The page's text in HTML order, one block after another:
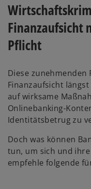
Finanzaufsicht
Pflicht
Diese zunehmenden
Finanzaufsicht
auf wirksame
Onlinebanking-
Identitätsbetrug zu
Doch was können
tun, um sich und
empfehle folgende